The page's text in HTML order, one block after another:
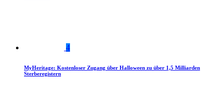
4
MyHeritage: Kostenloser Zugang über Halloween zu über 1,5 Milliarden
Sterberegistern